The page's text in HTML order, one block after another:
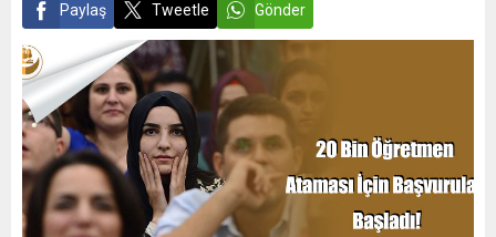
Paylaş Tweetle Gönder